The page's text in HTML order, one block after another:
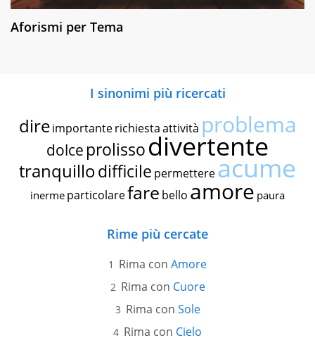
Aforismi per Tema
I sinonimi più ricercati
dire importante richiestaattività problema
dolce prolissodivertente
tranquillodifficile permettereacume
inerme particolarefare bello amore paura
Rime più cercate
Rima con Amore
Rima con Cuore
Rima con Sole
Rima con Cielo